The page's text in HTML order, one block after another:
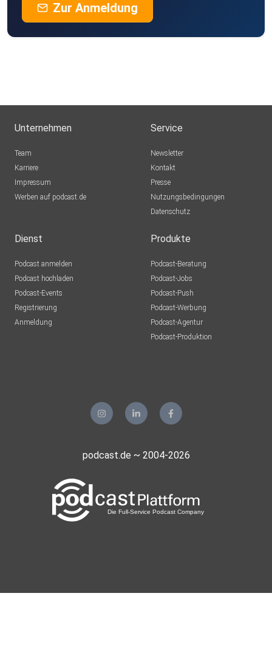
Instagram: https://www.instagram.com/apolut_net/
Facebook: https://www.facebook.com/apolut/
Soundcloud: https://soundcloud.com/apolut
information.
Zur Anmeldung
Unternehmen
Team
Karriere
Impressum
Werben auf podcast.de
Service
Newsletter
Kontakt
Presse
Nutzungsbedingungen
Datenschutz
Dienst
Podcast anmelden
Podcast hochladen
Podcast-Events
Registrierung
Anmeldung
Produkte
Podcast-Beratung
Podcast-Jobs
Podcast-Push
Podcast-Werbung
Podcast-Agentur
Podcast-Produktion
podcast.de ~ 2004-2026